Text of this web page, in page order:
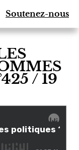
Soutenez-nous
/ 19